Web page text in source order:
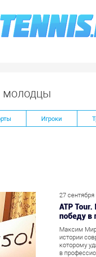
молодцы
Игроки
27 сентября
ATP
победу в
Максим
истории
которому
в